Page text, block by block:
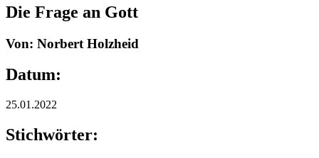
Die Frage an Gott
Von: Norbert Holzheid
Datum:
25.01.2022
Stichwörter: